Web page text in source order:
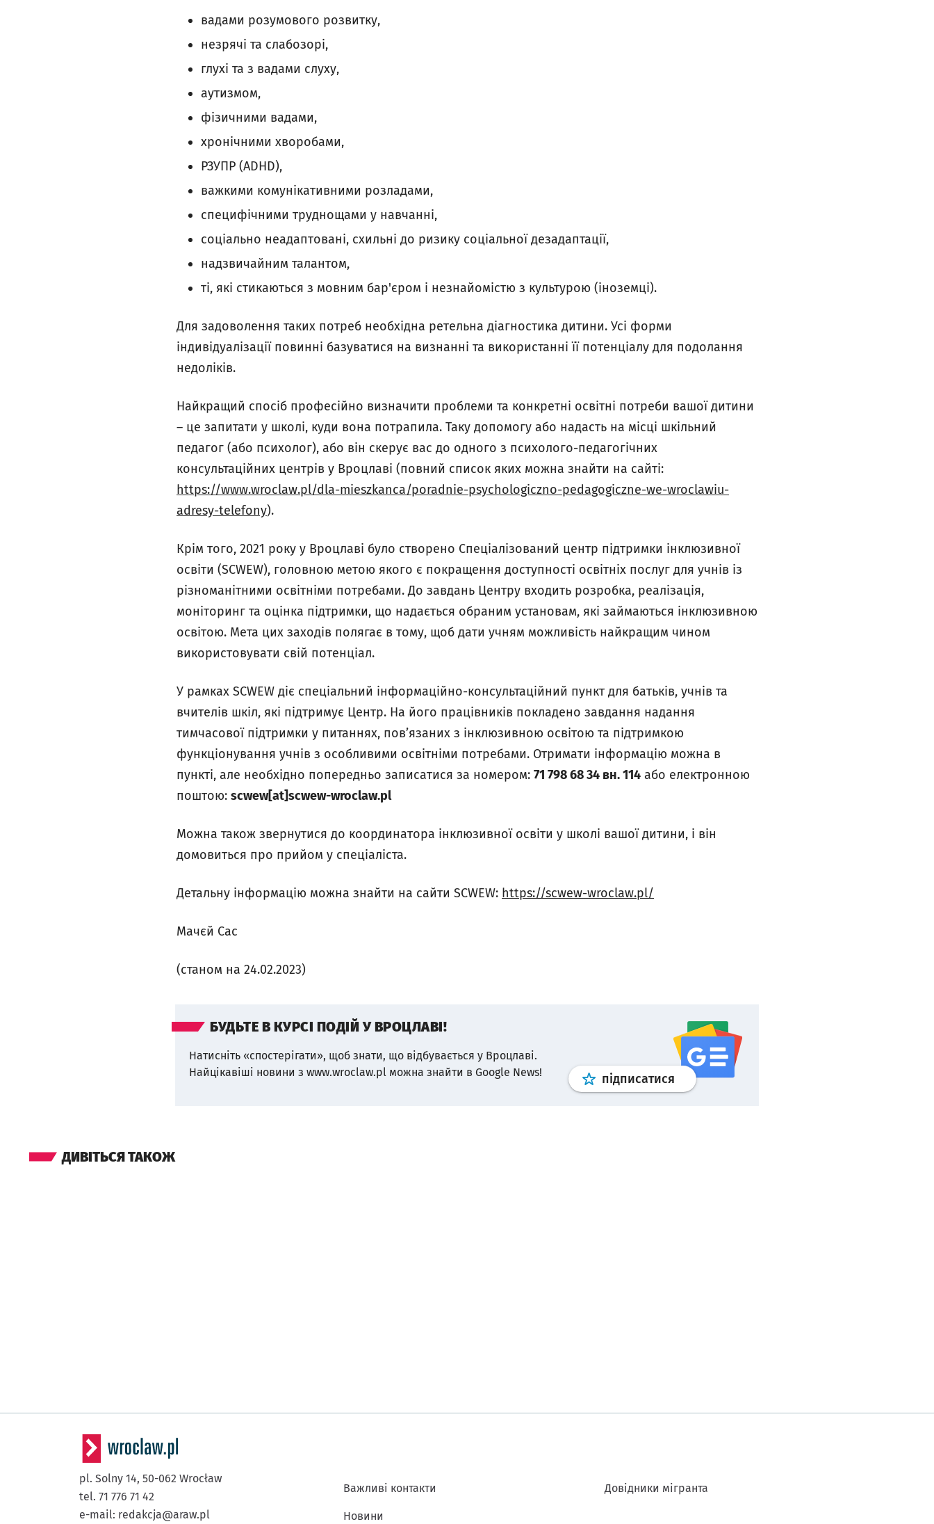
вадами розумового розвитку,
незрячі та слабозорі,
глухі та з вадами слуху,
аутизмом,
фізичними вадами,
хронічними хворобами,
РЗУПР (ADHD),
важкими комунікативними розладами,
специфічними труднощами у навчанні,
соціально неадаптовані, схильні до ризику соціальної дезадаптації,
надзвичайним талантом,
ті, які стикаються з мовним бар'єром і незнайомістю з культурою (іноземці).
Для задоволення таких потреб необхідна ретельна діагностика дитини. Усі форми
індивідуалізації повинні базуватися на визнанні та використанні її потенціалу для подолання
недоліків.
Найкращий спосіб професійно визначити проблеми та конкретні освітні потреби вашої дитини
– це запитати у школі, куди вона потрапила. Таку допомогу або надасть на місці шкільний
педагог (або психолог), або він скерує вас до одного з психолого-педагогічних
консультаційних центрів у Вроцлаві (повний список яких можна знайти на сайті:
https://www.wroclaw.pl/dla-mieszkanca/poradnie-psychologiczno-pedagogiczne-we-wroclawiu-
adresy-telefony).
Крім того, 2021 року у Вроцлаві було створено Спеціалізований центр підтримки інклюзивної
освіти (SCWEW), головною метою якого є покращення доступності освітніх послуг для учнів із
різноманітними освітніми потребами. До завдань Центру входить розробка, реалізація,
моніторинг та оцінка підтримки, що надається обраним установам, які займаються інклюзивною
освітою. Мета цих заходів полягає в тому, щоб дати учням можливість найкращим чином
використовувати свій потенціал.
У рамках SCWEW діє спеціальний інформаційно-консультаційний пункт для батьків, учнів та
вчителів шкіл, які підтримує Центр. На його працівників покладено завдання надання
тимчасової підтримки у питаннях, пов’язаних з інклюзивною освітою та підтримкою
функціонування учнів з особливими освітніми потребами. Отримати інформацію можна в
пункті, але необхідно попередньо записатися за номером: 71 798 68 34 вн. 114 або електронною
поштою: scwew[at]scwew-wroclaw.pl
Можна також звернутися до координатора інклюзивної освіти у школі вашої дитини, і він
домовиться про прийом у спеціаліста.
Детальну інформацію можна знайти на сайти SCWEW: https://scwew-wroclaw.pl/
Мачєй Сас
(станом на 24.02.2023)
БУДЬТЕ В КУРСІ ПОДІЙ У ВРОЦЛАВІ!
Натисніть «спостерігати», щоб знати, що відбувається у Вроцлаві.
Найцікавіші новини з www.wroclaw.pl можна знайти в Google News!
підписатися Профільgoogle news
ДИВІТЬСЯ ТАКОЖ
pl. Solny 14, 50-062 Wrocław
tel. 71 776 71 42
e-mail: redakcja@araw.pl
Важливі контакти
Новини
Довідники мігранта